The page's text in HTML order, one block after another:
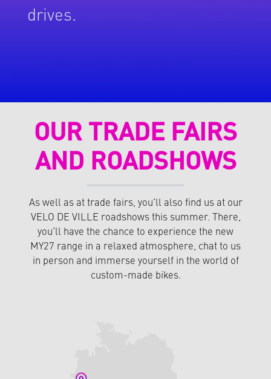
drives.
OUR TRADE FAIRS
AND ROADSHOWS
As well as at trade fairs, you’ll also find us at our
VELO DE VILLE roadshows this summer. There,
you’ll have the chance to experience the new
MY27 range in a relaxed atmosphere, chat to us
in person and immerse yourself in the world of
custom-made bikes.